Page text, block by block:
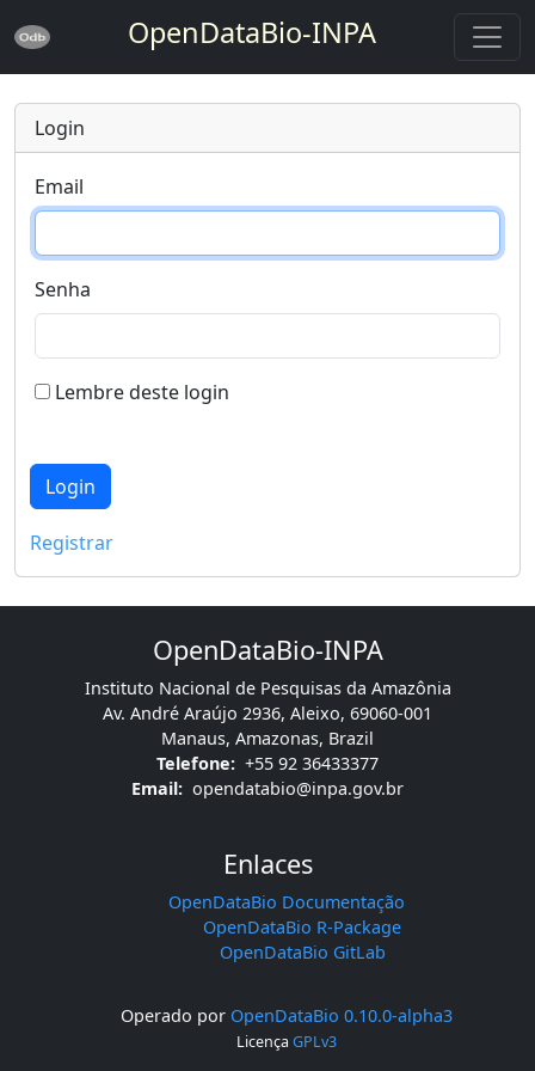
OpenDataBio-INPA
Login
Email
Senha
Lembre deste login
Login
Registrar
OpenDataBio-INPA
Instituto Nacional de Pesquisas da Amazônia
Av. André Araújo 2936, Aleixo, 69060-001
Manaus, Amazonas, Brazil
Telefone: +55 92 36433377
Email: opendatabio@inpa.gov.br
Enlaces
OpenDataBio Documentação
OpenDataBio R-Package
OpenDataBio GitLab
Operado por OpenDataBio 0.10.0-alpha3
Licença GPLv3